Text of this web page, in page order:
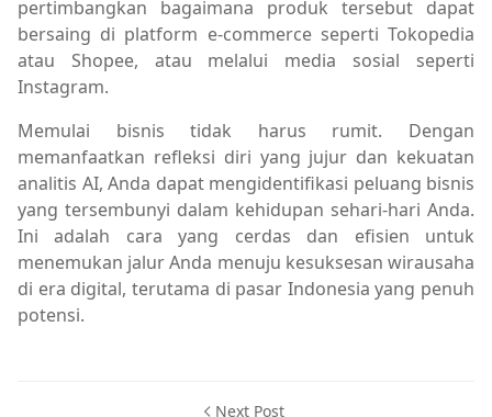
pertimbangkan bagaimana produk tersebut dapat
bersaing di platform e-commerce seperti Tokopedia
atau Shopee, atau melalui media sosial seperti
Instagram.
Memulai bisnis tidak harus rumit. Dengan
memanfaatkan refleksi diri yang jujur dan kekuatan
analitis AI, Anda dapat mengidentifikasi peluang bisnis
yang tersembunyi dalam kehidupan sehari-hari Anda.
Ini adalah cara yang cerdas dan efisien untuk
menemukan jalur Anda menuju kesuksesan wirausaha
di era digital, terutama di pasar Indonesia yang penuh
potensi.
Next Post